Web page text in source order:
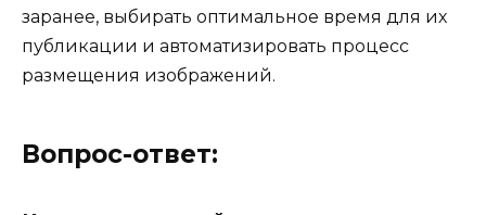
заранее, выбирать оптимальное время для их
публикации и автоматизировать процесс
размещения изображений.
Вопрос-ответ: